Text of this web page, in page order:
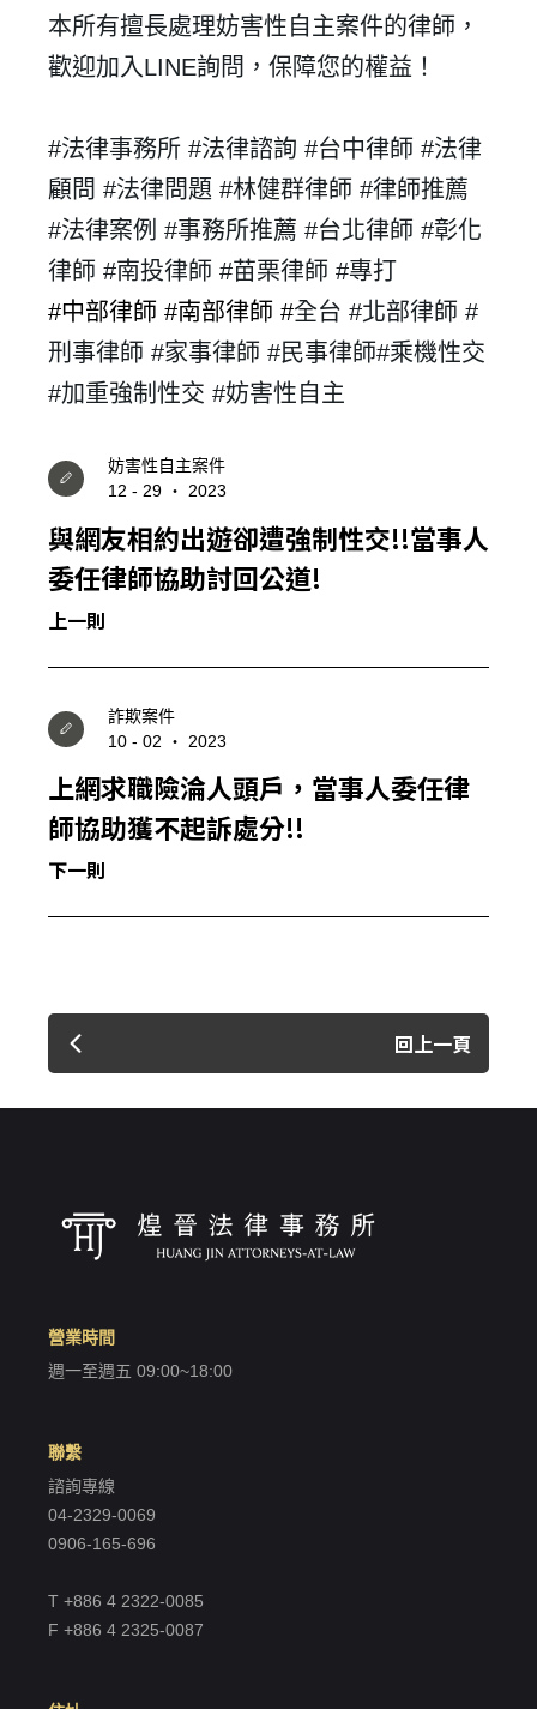
登 入
忘記密碼？
建立專屬帳號
只要再完成幾個步驟，即可完成帳號的註冊程序，
我 要 註 冊
妨害性自主案件
12 - 29 ‧ 2023
與網友相約出遊卻遭強制性交!!當事人
委任律師協助討回公道!
上一則
詐欺案件
10 - 02 ‧ 2023
上網求職險淪人頭戶，當事人委任律
師協助獲不起訴處分!!
下一則
回上一頁
本所有擅長處理妨害性自主案件的律師，
歡迎加入LINE詢問，保障您的權益！
#法律事務所 #法律諮詢 #台中律師 #法律
顧問 #法律問題 #林健群律師 #律師推薦
#法律案例 #事務所推薦 #台北律師 #彰化
律師 #南投律師 #苗栗律師 #專打
#中部律師 #南部律師 #全台 #北部律師 #
刑事律師 #家事律師 #民事律師#乘機性交
#加重強制性交 #妨害性自主
營業時間
週一至週五 09:00~18:00
聯繫
諮詢專線
04-2329-0069
0906-165-696
T +886 4 2322-0085
F +886 4 2325-0087